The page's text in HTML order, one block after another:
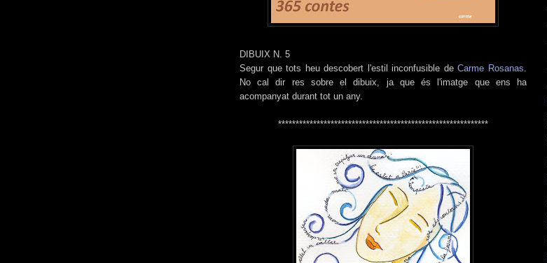
DIBUIX N. 5
Segur que tots heu descobert l'estil inconfusible deCarme Rosanas.
No cal dir res sobre el dibuix, ja que és l'imatge que ens ha
acompanyat durant tot un any.
************************************************************